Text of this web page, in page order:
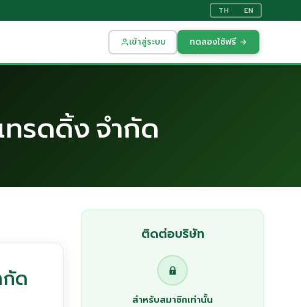
TH EN
เข้าสู่ระบบ ทดลองใช้ฟรี →
ทรดดิ้ง จำกัด
กัด
ติดต่อบริษัท
สำหรับสมาชิกเท่านั้น